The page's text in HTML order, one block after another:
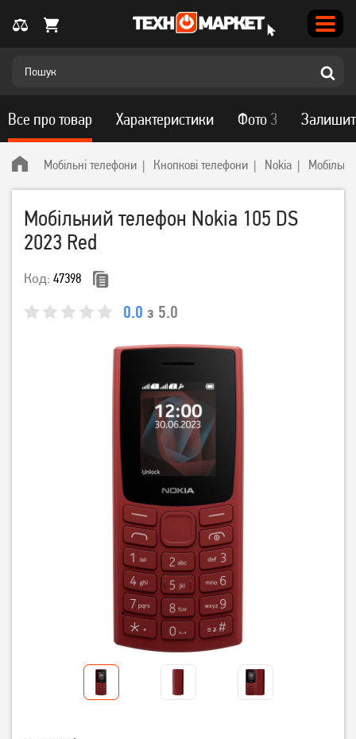
Мобільні телефони Кнопкові телефони Nokia
Мобільний телефон Nokia 105 DS
2023 Red
Код: 47398
0.0 з 5.0
Все про товар Характеристики Фото 3